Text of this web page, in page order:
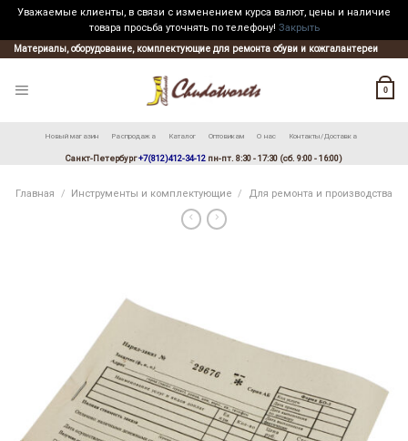
Уважаемые клиенты, в связи с изменением курса валют, цены и наличие
товара просьба уточнять по телефону! Закрыть
Skip
to
Материалы, оборудование, комплектующие для ремонта обуви и кожгалантереи
0
Новый магазин Распродажа Каталог Оптовикам О нас Контакты/Доставка
Санкт-Петербург+7(812)412-34-12 пн-пт. 8:30 - 17:30 (сб. 9:00 - 16:00)
Главная / Инструменты и комплектующие / Для ремонта и производства